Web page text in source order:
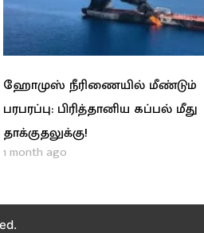
ஹோமுஸ் நீரிணையில் மீண்டும்
பரபரப்பு: பிரித்தானிய கப்பல் மீது
தாக்குதலுக்கு!
1 month ago